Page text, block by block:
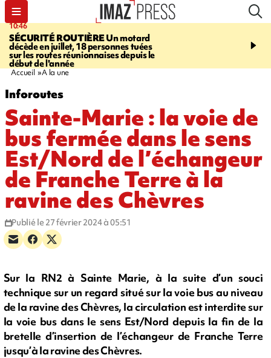
10:46
SÉCURITÉ ROUTIÈREUn motard
décède en juillet, 18 personnes tuées
sur les routes réunionnaises depuis le
début de l'année
13:49
mineurs - un courrier
Accueil A la une
Inforoutes
Sainte-Marie : la voie de
bus fermée dans le sens
Est/Nord de l’échangeur
de Franche Terre à la
ravine des Chèvres
Publié le 27 février 2024 à 05:51
Sur la RN2 à Sainte Marie, à la suite d’un souci
technique sur un regard situé sur la voie bus au niveau
de la ravine des Chèvres, la circulation est interdite sur
la voie bus dans le sens Est/Nord depuis la fin de la
bretelle d’insertion de l’échangeur de Franche Terre
jusqu’à la ravine des Chèvres.